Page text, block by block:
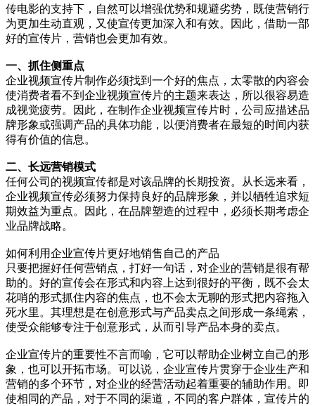
传电影的支持下，自然可以增强优势和规避劣势，既使营销行
为更加生动直观，又使宣传更加深入和有效。因此，借助一部
好的宣传片，营销也会更加有效。
一、抓住侧重点
企业视频宣传片制作必须找到一个好的焦点，太零散的内容会
使消费者看不到企业视频宣传片的主题来表达，所以很容易造
成视觉疲劳。因此，在制作企业视频宣传片时，公司应描述品
牌形象或强调产品的具体功能，以便消费者在最短的时间内获
得有价值的信息。
二、长远营销模式
任何公司的视频宣传都是对该品牌的长期投资。从长远来看，
企业视频宣传必须努力保持良好的品牌形象，并以牺牲追求短
期效益为重点。因此，在品牌塑造的过程中，必须长期考虑企
业品牌战略。
如何利用企业宣传片更好地销售自己的产品
只要把握好任何营销点，打好一句话，对企业的营销是很有帮
助的。好的宣传会在形式和内容上达到很好的平衡，既不会太
花哨的形式抓住内容的焦点，也不会太无聊的形式把内容拖入
死水里。其理想是在创意形式与产品卖点之间形成一条绳索，
使受众能够专注于创意形式，从而引导产品本身的卖点。
企业宣传片的重要性不言而喻，它可以帮助企业树立自己的形
象，也可以开拓市场。可以说，企业宣传片贯穿于企业生产和
营销的多个环节，对企业的经营活动起着重要的辅助作用。即
使相同的产品，对于不同的渠道，不同的客户群体，宣传片的